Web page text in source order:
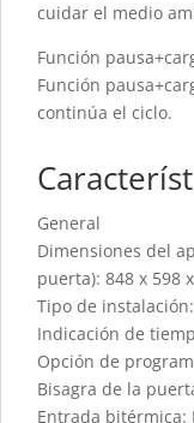
cuidar el medio
Función
Función
continúa el ciclo.
General
Dimensiones del
puerta): 848 x 598
Tipo de
Indicación de
Opción de
Bisagra de la
Entrada bitérmica: